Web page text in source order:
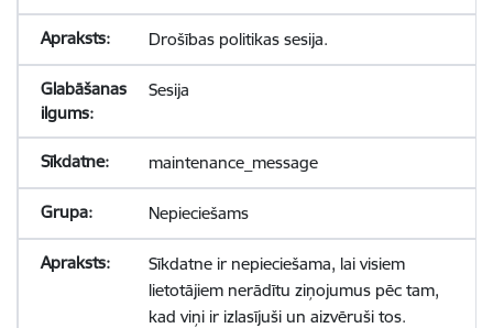
Drošības politikas sesija.
Sesija
maintenance_message
Nepieciešams
Sīkdatne ir nepieciešama, lai visiem
lietotājiem nerādītu ziņojumus pēc tam,
kad viņi ir izlasījuši un aizvēruši tos.